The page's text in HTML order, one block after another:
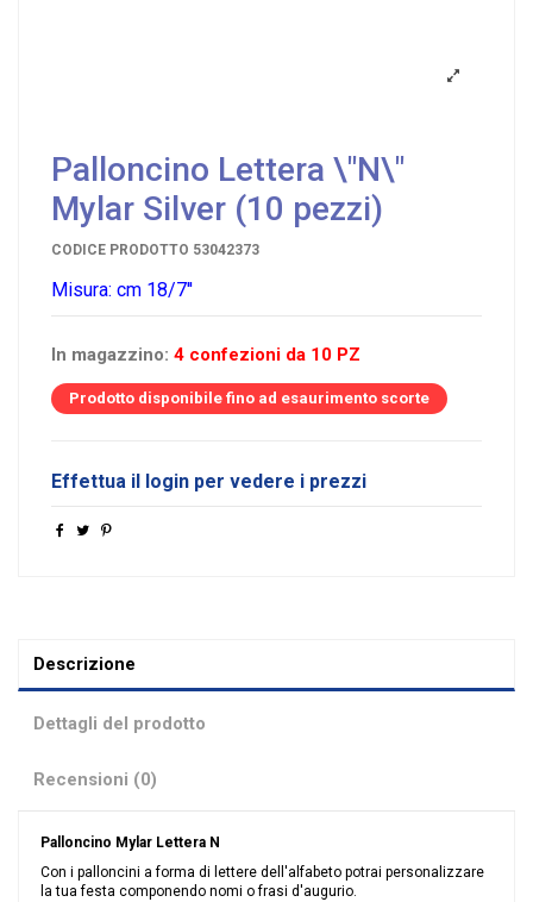
Palloncino Lettera \"N\"
Mylar Silver (10 pezzi)
CODICE PRODOTTO 53042373
Misura: cm 18/7''
In magazzino: 4 confezioni da 10 PZ
Prodotto disponibile fino ad esaurimento scorte
Effettua il login per vedere i prezzi
Descrizione
Dettagli del prodotto
Recensioni (0)
Palloncino Mylar Lettera N
Con i palloncini a forma di lettere dell'alfabeto potrai personalizzare
la tua festa componendo nomi o frasi d'augurio.